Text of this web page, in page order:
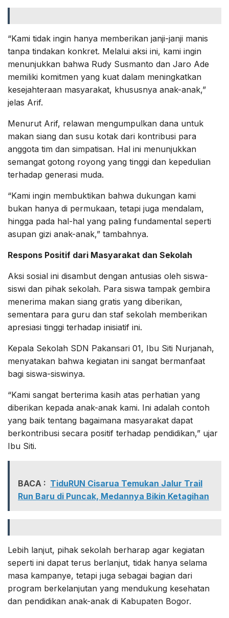
“Kami tidak ingin hanya memberikan janji-janji manis
tanpa tindakan konkret. Melalui aksi ini, kami ingin
menunjukkan bahwa Rudy Susmanto dan Jaro Ade
memiliki komitmen yang kuat dalam meningkatkan
kesejahteraan masyarakat, khususnya anak-anak,”
jelas Arif.
Menurut Arif, relawan mengumpulkan dana untuk
makan siang dan susu kotak dari kontribusi para
anggota tim dan simpatisan. Hal ini menunjukkan
semangat gotong royong yang tinggi dan kepedulian
terhadap generasi muda.
“Kami ingin membuktikan bahwa dukungan kami
bukan hanya di permukaan, tetapi juga mendalam,
hingga pada hal-hal yang paling fundamental seperti
asupan gizi anak-anak,” tambahnya.
Respons Positif dari Masyarakat dan Sekolah
Aksi sosial ini disambut dengan antusias oleh siswa-
siswi dan pihak sekolah. Para siswa tampak gembira
menerima makan siang gratis yang diberikan,
sementara para guru dan staf sekolah memberikan
apresiasi tinggi terhadap inisiatif ini.
Kepala Sekolah SDN Pakansari 01, Ibu Siti Nurjanah,
menyatakan bahwa kegiatan ini sangat bermanfaat
bagi siswa-siswinya.
“Kami sangat berterima kasih atas perhatian yang
diberikan kepada anak-anak kami. Ini adalah contoh
yang baik tentang bagaimana masyarakat dapat
berkontribusi secara positif terhadap pendidikan,” ujar
Ibu Siti.
BACA : TiduRUN Cisarua Temukan Jalur Trail
Run Baru di Puncak, Medannya Bikin Ketagihan
Lebih lanjut, pihak sekolah berharap agar kegiatan
seperti ini dapat terus berlanjut, tidak hanya selama
masa kampanye, tetapi juga sebagai bagian dari
program berkelanjutan yang mendukung kesehatan
dan pendidikan anak-anak di Kabupaten Bogor.